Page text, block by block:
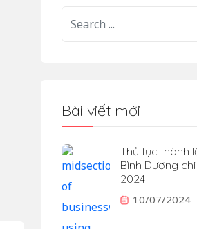
Bài viết mới
Thủ tục thành
Bình Dương
2024
10/07/2024